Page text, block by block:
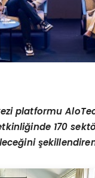
platformu
170 sekt